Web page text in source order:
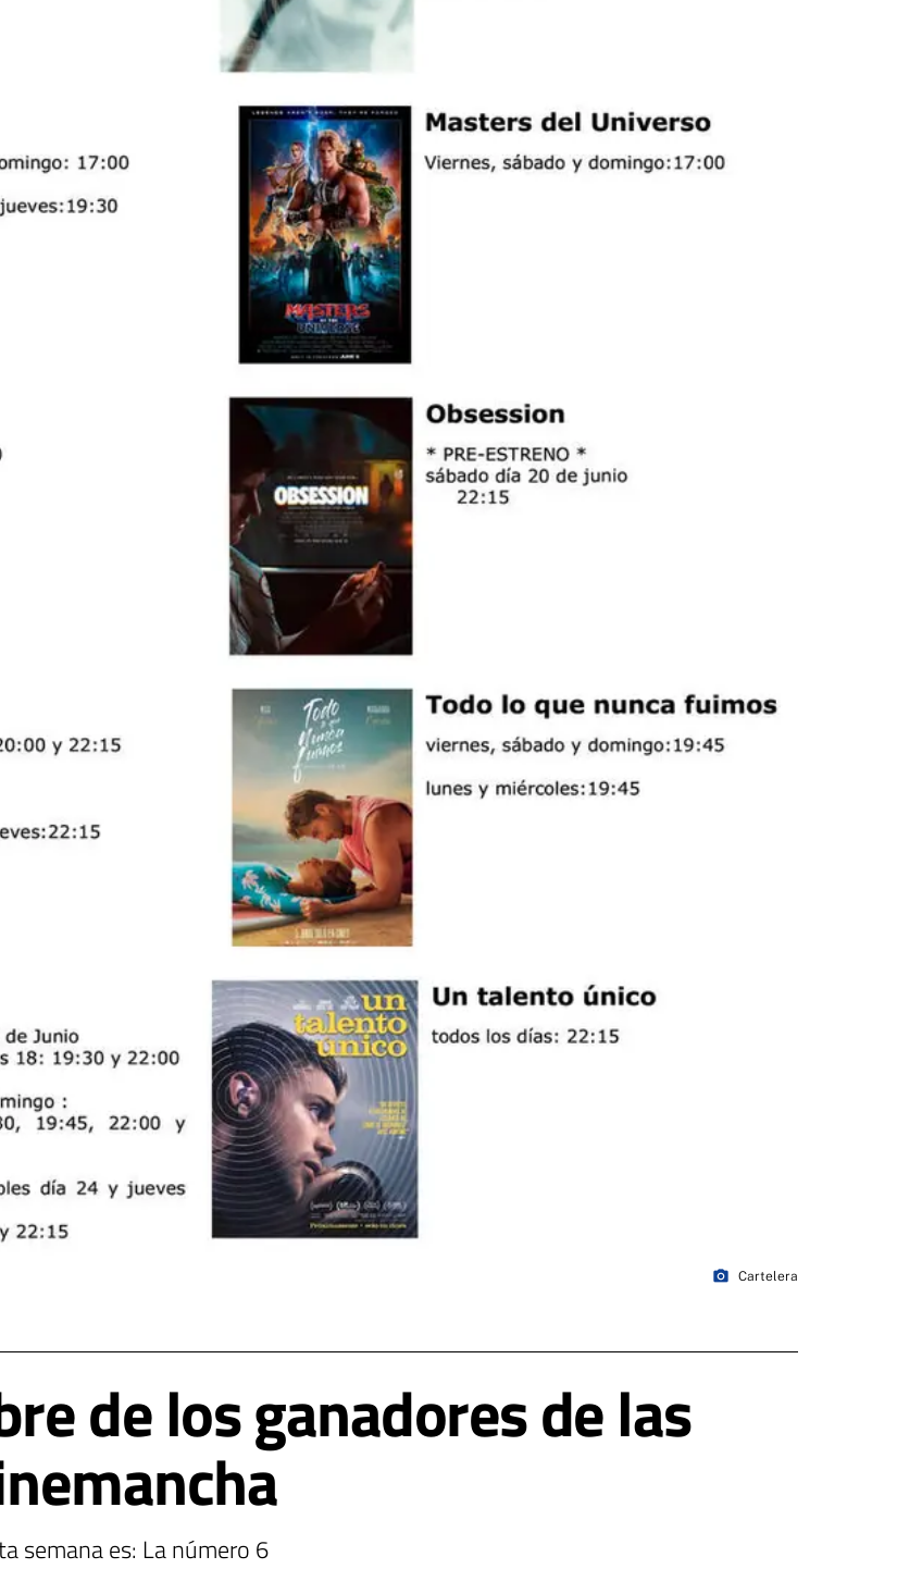
de los ganadores de las
semana es: La número 6
photo_camera Cartelera